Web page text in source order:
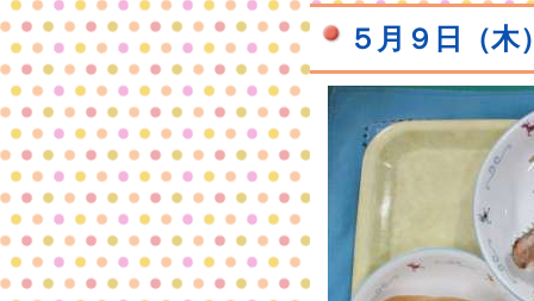
５月９日（木